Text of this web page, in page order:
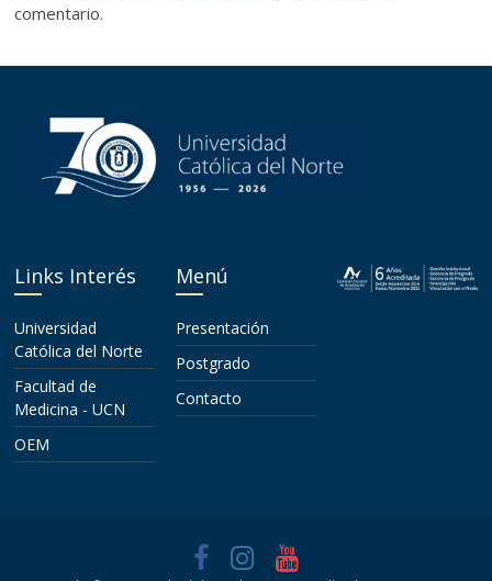
comentario.
Links Interés
Universidad
Católica del Norte
Facultad de
Medicina - UCN
OEM
Menú
Presentación
Postgrado
Contacto